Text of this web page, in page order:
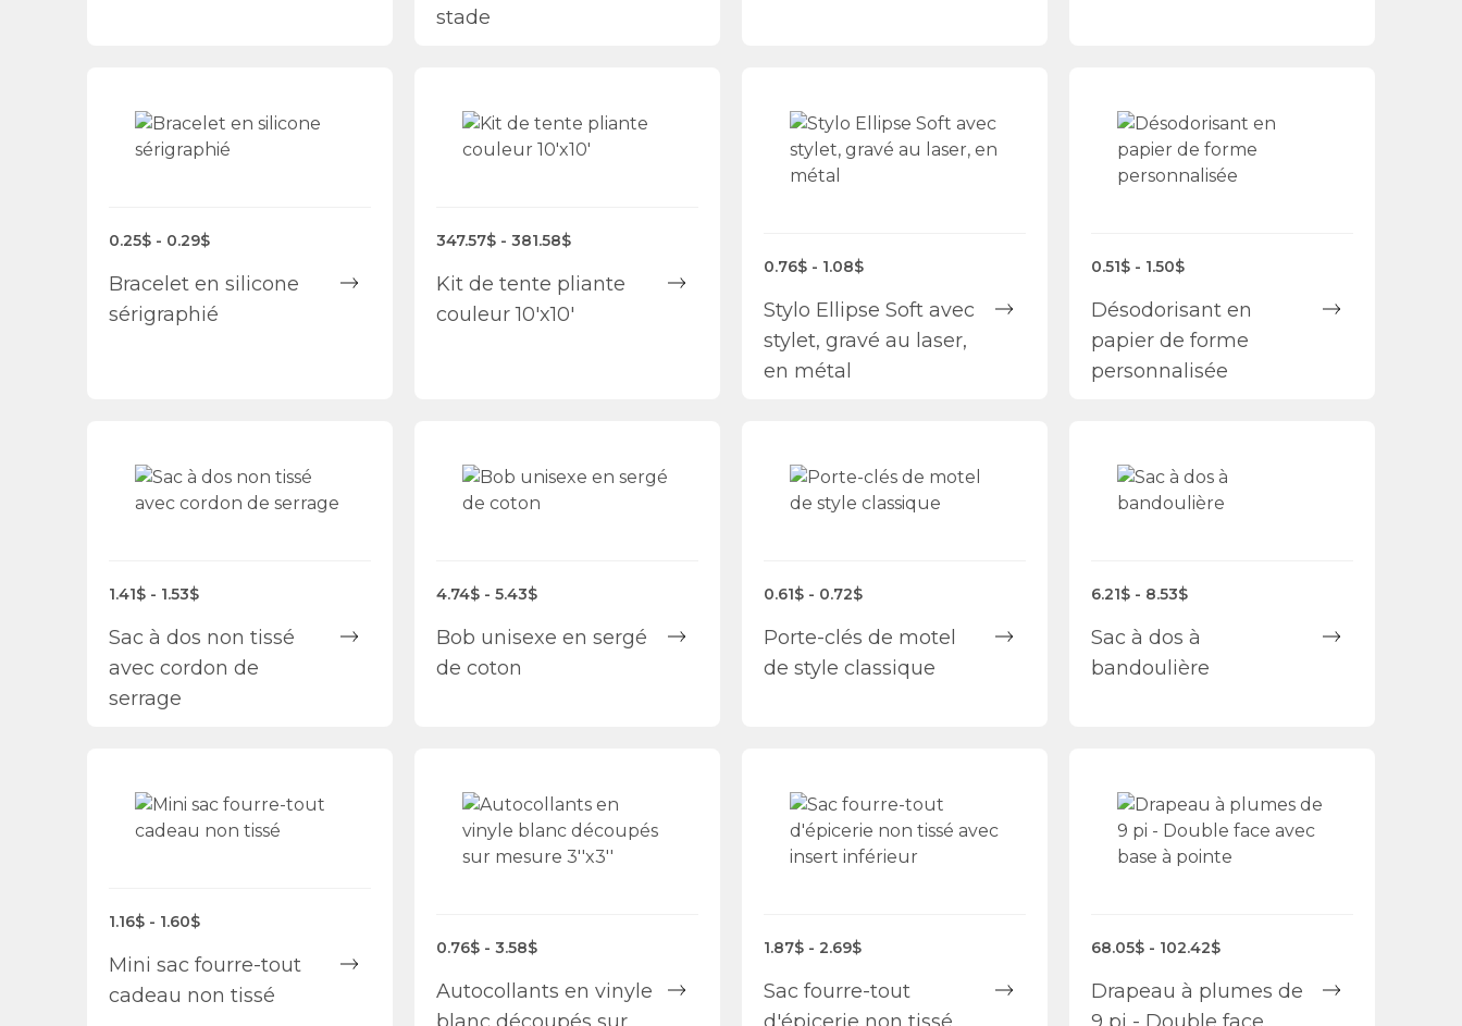
stade
0.25$ - 0.29$
Bracelet en silicone
sérigraphié
347.57$ - 381.58$
Kit de tente pliante
couleur 10'x10'
0.76$ - 1.08$
Stylo Ellipse Soft avec
stylet, gravé au laser,
en métal
0.51$ - 1.50$
Désodorisant en
papier de forme
personnalisée
1.41$ - 1.53$
Sac à dos non tissé
avec cordon de
serrage
4.74$ - 5.43$
Bob unisexe en sergé
de coton
0.61$ - 0.72$
Porte-clés de motel
de style classique
6.21$ - 8.53$
Sac à dos à
bandoulière
1.16$ - 1.60$
Mini sac fourre-tout
cadeau non tissé
0.76$ - 3.58$
Autocollants en vinyle
1.87$ - 2.69$
Sac fourre-tout
68.05$ - 102.42$
Drapeau à plumes de